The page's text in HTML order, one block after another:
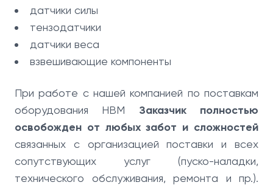
датчики силы
тензодатчики
датчики веса
взвешивающие компоненты
При работе с нашей компанией по поставкам
оборудования HBM Заказчик полностью
освобожден от любых забот и сложностей
связанных с организацией поставки и всех
сопутствующих услуг (пуско-наладки,
технического обслуживания, ремонта и пр.).